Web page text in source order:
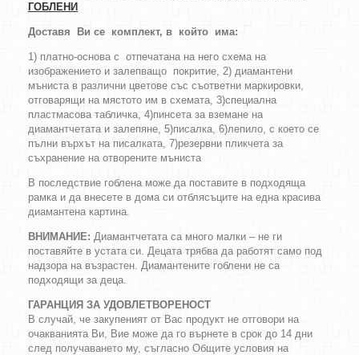
ГОБЛЕНИ
Доставя Ви се комплект, в който има:
1) платно-основа с отпечатана на него схема на
изображението и залепващо покритие, 2) диамантени
мъниста в различни цветове със съответни маркировки,
отговарящи на мястото им в схемата, 3)специална
пластмасова табличка, 4)пинсета за вземане на
диамантчетата и залепяне, 5)писалка, 6)лепило, с което се
пълни върхът на писалката, 7)резервни пликчета за
съхранение на отворените мъниста
В последствие гоблена може да поставите в подходяща
рамка и да внесете в дома си отблясъците на една красива
диамантена картина.
ВНИМАНИЕ: Диамантчетата са много малки – не ги
поставяйте в устата си. Децата трябва да работят само под
надзора на възрастен. Диамантените гоблени не са
подходящи за деца.
ГАРАНЦИЯ ЗА УДОВЛЕТВОРЕНОСТ
В случай, че закупеният от Вас продукт не отговори на
очакванията Ви, Вие може да го върнете в срок до 14 дни
след получаването му, съгласно Общите условия на